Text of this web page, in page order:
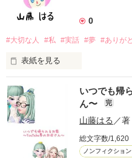
全て私の心に残ってます。
う……。
あなたに初めて出会ってから
初めて会った日、あのとき一
てもらいたいと
思える機会がありました。
あなたが私に冷めても私はも
0
#大切な人 #私 #実話 #夢 #ありが
表紙を見る
2作。
森野めぐさんとの出会い。
今回も、YouTube界のお母さ
説にしていきたいと思います。
いつでも帰
ん〜
完
山藤はる ／著
総文字数/1,620
ノンフィクショ